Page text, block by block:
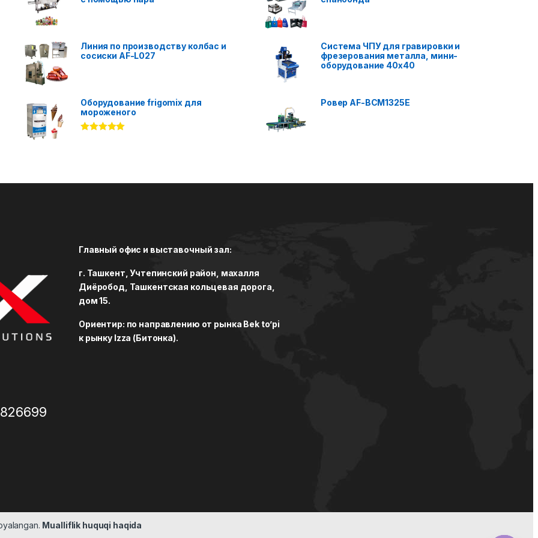
Линия по производству колбас и
сосиски AF-L027
Оборудование frigomix для
мороженого
Система ЧПУ для гравировки и
фрезерования металла, мини-
оборудование 40x40
Ровер AF-BCM1325E
Главный офис и выставочный зал:
г. Ташкент, Учтепинский район, махалля
Диёробод, Ташкентская кольцевая дорога,
дом 15.
Ориентир: по направлению от рынка Bek to’pi
к рынку Izza (Битонка).
Mualliflik huquqi haqida